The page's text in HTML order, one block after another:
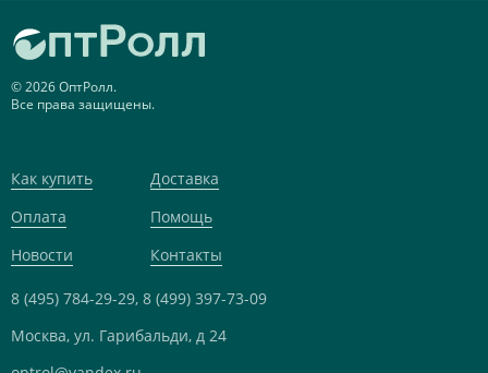
© 2026 ОптРолл.
Все права защищены.
Как купить
Доставка
Оплата
Помощь
Новости
Контакты
8 (495) 784-29-29, 8 (499) 397-73-09
Москва, ул. Гарибальди, д 24